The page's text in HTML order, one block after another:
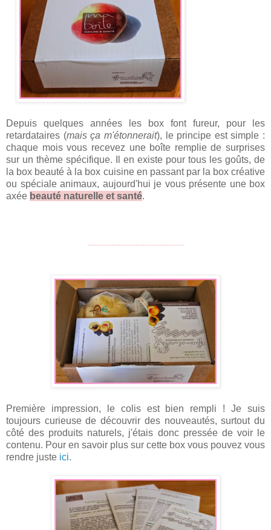
Depuis quelques années les box font fureur, pour les
retardataires (mais ça m'étonnerait), le principe est simple :
chaque mois vous recevez une boîte remplie de surprises
sur un thème spécifique. Il en existe pour tous les goûts, de
la box beauté à la box cuisine en passant par la box créative
ou spéciale animaux, aujourd'hui je vous présente une box
axée beauté naturelle et santé.
--------------------------------
Première impression, le colis est bien rempli ! Je suis
toujours curieuse de découvrir des nouveautés, surtout du
côté des produits naturels, j'étais donc pressée de voir le
contenu. Pour en savoir plus sur cette box vous pouvez vous
rendre juste ici.